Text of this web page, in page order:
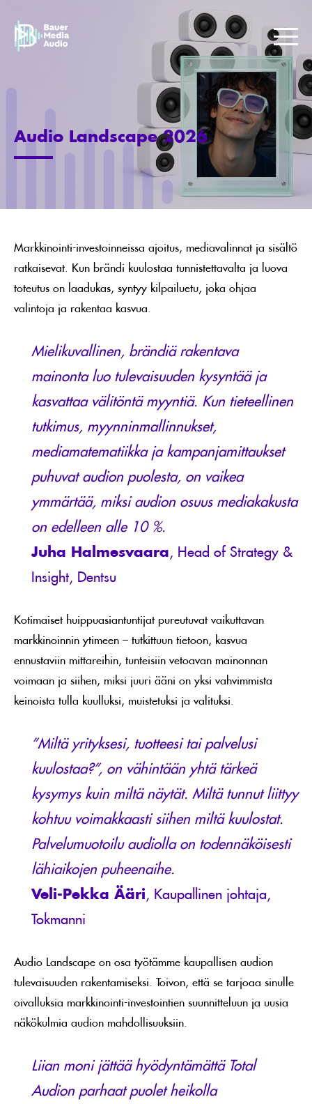
content
Bauer
Media
Audio Landscape 2026
Markkinointi-investoinneissa ajoitus, mediavalinnat ja sisältö
ratkaisevat. Kun brändi kuulostaa tunnistettavalta ja luova
toteutus on laadukas, syntyy kilpailuetu, joka ohjaa
valintoja ja rakentaa kasvua.
Mielikuvallinen, brändiä rakentava
mainonta luo tulevaisuuden kysyntää ja
kasvattaa välitöntä myyntiä. Kun tieteellinen
tutkimus, myynninmallinnukset,
mediamatematiikka ja kampanjamittaukset
puhuvat audion puolesta, on vaikea
ymmärtää, miksi audion osuus mediakakusta
on edelleen alle 10 %.
Juha Halmesvaara, Head of Strategy &
Insight, Dentsu
Kotimaiset huippuasiantuntijat pureutuvat vaikuttavan
markkinoinnin ytimeen – tutkittuun tietoon, kasvua
ennustaviin mittareihin, tunteisiin vetoavan mainonnan
voimaan ja siihen, miksi juuri ääni on yksi vahvimmista
keinoista tulla kuulluksi, muistetuksi ja valituksi.
”Miltä yrityksesi, tuotteesi tai palvelusi
kuulostaa?”, on vähintään yhtä tärkeä
kysymys kuin miltä näytät. Miltä tunnut liittyy
kohtuu voimakkaasti siihen miltä kuulostat.
Palvelumuotoilu audiolla on todennäköisesti
lähiaikojen puheenaihe.
Veli-Pekka Ääri, Kaupallinen johtaja,
Tokmanni
Audio Landscape on osa työtämme kaupallisen audion
tulevaisuuden rakentamiseksi. Toivon, että se tarjoaa sinulle
oivalluksia markkinointi-investointien suunnitteluun ja uusia
näkökulmia audion mahdollisuuksiin.
Liian moni jättää hyödyntämättä Total
Audion parhaat puolet heikolla